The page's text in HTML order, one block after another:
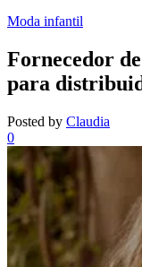
Moda infantil
Fornecedor
para
Posted by Claudia
0